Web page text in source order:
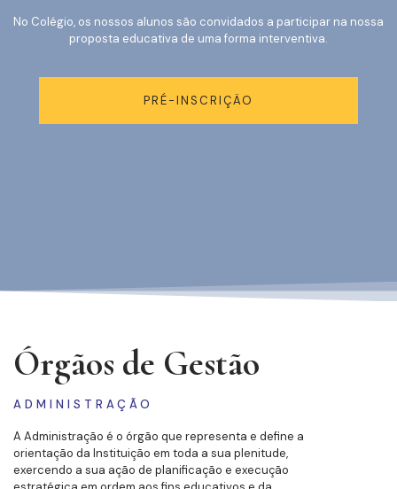
No Colégio, os nossos alunos são convidados a participar na nossa
proposta educativa de uma forma interventiva.
PRÉ-INSCRIÇÄO
Órgãos de Gestão
ADMINISTRAÇÃO
A Administração é o órgão que representa e define a
orientação da Instituição em toda a sua plenitude,
exercendo a sua ação de planificação e execução